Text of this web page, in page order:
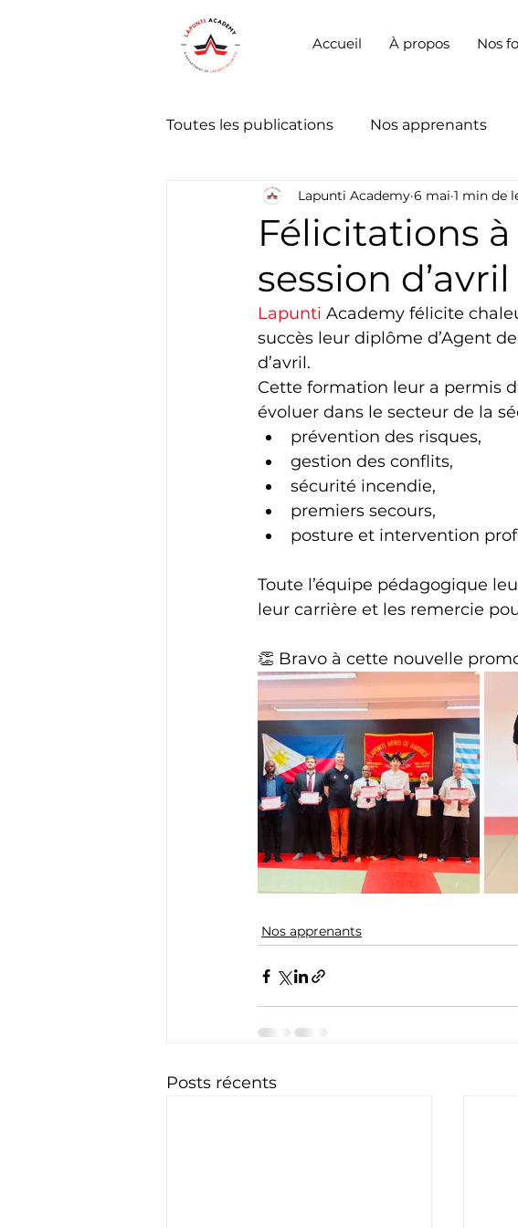
Accueil À propos Nos
Toutes les publications Nos apprenants
Félicitations
session d’avril
Lapunti Academy 6 mai 1 min de
Lapunti Academy félicite
succès leur diplôme d’Agent
d’avril.
Cette formation leur a permis
évoluer dans le secteur de la
prévention des risques,
gestion des conflits,
sécurité incendie,
premiers secours,
posture et intervention
Toute l’équipe pédagogique
leur carrière et les remercie
👏 Bravo à cette nouvelle
Nos apprenants
Posts récents